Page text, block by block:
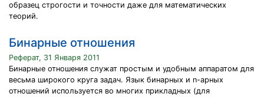
образец строгости и точности даже для математических
теорий.
Бинарные отношения
Реферат, 31 Января 2011
Бинарные отношения служат простым и удобным аппаратом для
весьма широкого круга задач. Язык бинарных и n-арных
отношений используется во многих прикладных (для